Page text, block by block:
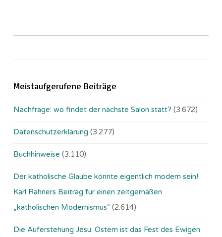
Meistaufgerufene Beiträge
Nachfrage: wo findet der nächste Salon statt? (3.672)
Datenschutzerklärung (3.277)
Buchhinweise (3.110)
Der katholische Glaube könnte eigentlich modern sein!
Karl Rahners Beitrag für einen zeitgemäßen
„katholischen Modernismus“ (2.614)
Die Auferstehung Jesu: Ostern ist das Fest des Ewigen